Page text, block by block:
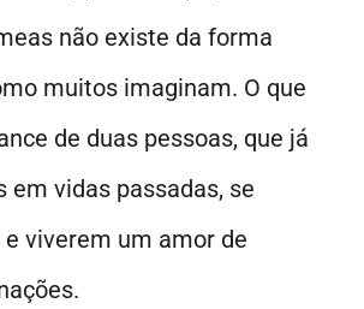
não existe da forma
muitos imaginam. O que
de duas pessoas, que já
em vidas passadas, se
viverem um amor de